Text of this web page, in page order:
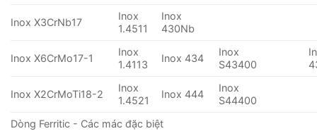
Inox X3CrNb17
Inox
1.4511
Inox
430Nb
Inox X6CrMo17-1
Inox
1.4113
Inox 434
Inox
S43400
Inox X2CrMoTi18-2
Inox
1.4521
Inox 444
Inox
S44400
Dòng Ferritic - Các mác đặc biệt